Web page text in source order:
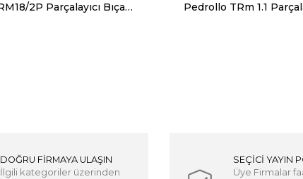
Sumak SBRM18/2P Parçalayıcı Bıçaklı Foseptik Dalgıç Pompa Monofaze (220V) 1.8 Hp
DOĞRU FİRMAYA ULAŞIN
İlgili kategoriler üzerinden
SEÇİCİ YAYIN
Üye Firmalar